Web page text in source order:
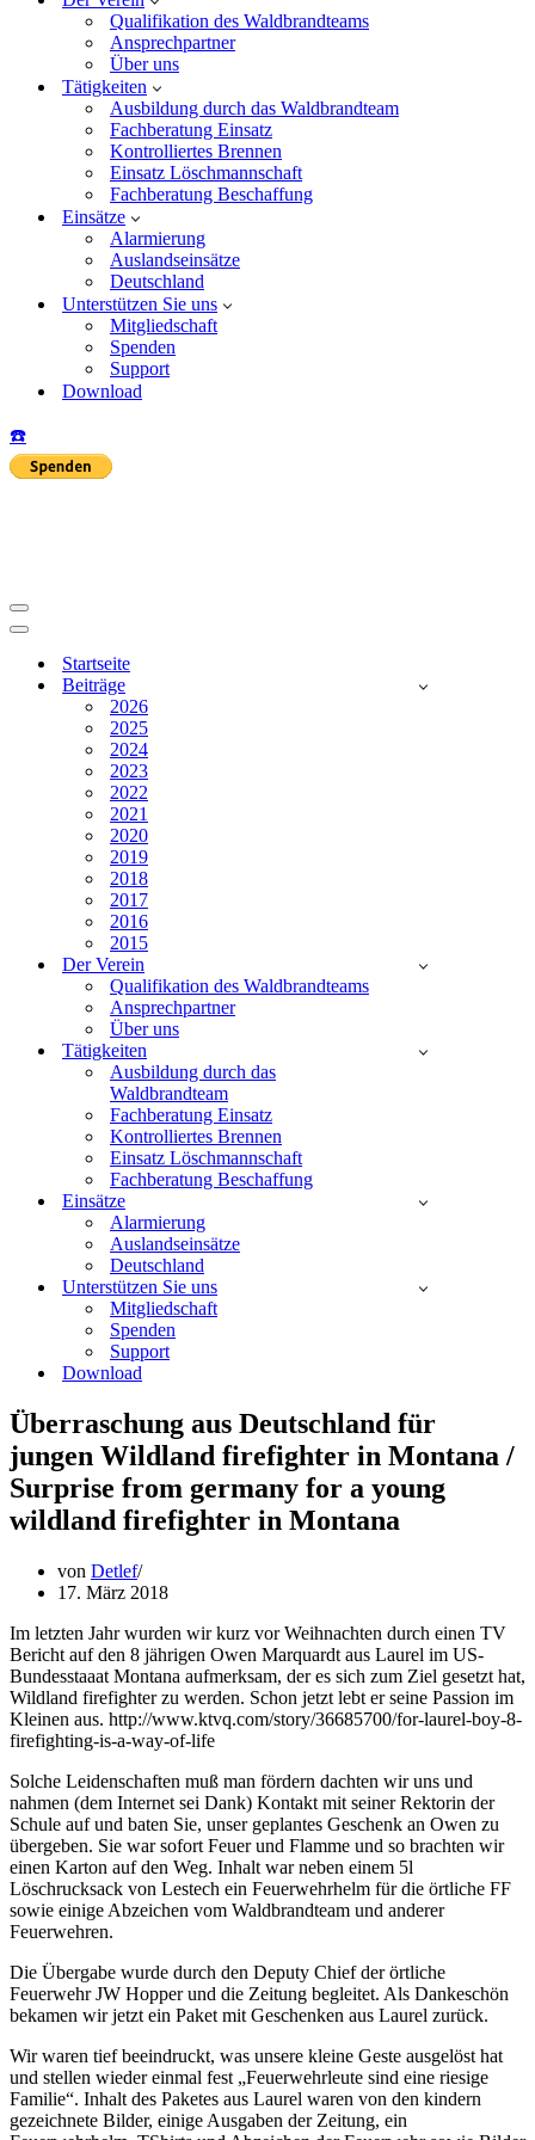
Qualifikation des Waldbrandteams
Ansprechpartner
Über uns
Tätigkeiten
Ausbildung durch das Waldbrandteam
Fachberatung Einsatz
Kontrolliertes Brennen
Einsatz Löschmannschaft
Fachberatung Beschaffung
Einsätze
Alarmierung
Auslandseinsätze
Deutschland
Unterstützen Sie uns
Mitgliedschaft
Spenden
Support
Download
☎️
Navigationsmenü
Navigationsmenü
Startseite
Beiträge
2026
2025
2024
2023
2022
2021
2020
2019
2018
2017
2016
2015
Der Verein
Qualifikation des Waldbrandteams
Ansprechpartner
Über uns
Tätigkeiten
Ausbildung durch das
Waldbrandteam
Fachberatung Einsatz
Kontrolliertes Brennen
Einsatz Löschmannschaft
Fachberatung Beschaffung
Einsätze
Alarmierung
Auslandseinsätze
Deutschland
Unterstützen Sie uns
Mitgliedschaft
Spenden
Support
Download
Überraschung aus Deutschland für
jungen Wildland firefighter in Montana /
Surprise from germany for a young
wildland firefighter in Montana
von Detlef
17. März 2018
Im letzten Jahr wurden wir kurz vor Weihnachten durch einen TV
Bericht auf den 8 jährigen Owen Marquardt aus Laurel im US-
Bundesstaaat Montana aufmerksam, der es sich zum Ziel gesetzt hat,
Wildland firefighter zu werden. Schon jetzt lebt er seine Passion im
Kleinen aus. http://www.ktvq.com/story/36685700/for-laurel-boy-8-
firefighting-is-a-way-of-life
Solche Leidenschaften muß man fördern dachten wir uns und
nahmen (dem Internet sei Dank) Kontakt mit seiner Rektorin der
Schule auf und baten Sie, unser geplantes Geschenk an Owen zu
übergeben. Sie war sofort Feuer und Flamme und so brachten wir
einen Karton auf den Weg. Inhalt war neben einem 5l
Löschrucksack von Lestech ein Feuerwehrhelm für die örtliche FF
sowie einige Abzeichen vom Waldbrandteam und anderer
Feuerwehren.
Die Übergabe wurde durch den Deputy Chief der örtliche
Feuerwehr JW Hopper und die Zeitung begleitet. Als Dankeschön
bekamen wir jetzt ein Paket mit Geschenken aus Laurel zurück.
Wir waren tief beeindruckt, was unsere kleine Geste ausgelöst hat
und stellen wieder einmal fest „Feuerwehrleute sind eine riesige
Familie“. Inhalt des Paketes aus Laurel waren von den kindern
gezeichnete Bilder, einige Ausgaben der Zeitung, ein